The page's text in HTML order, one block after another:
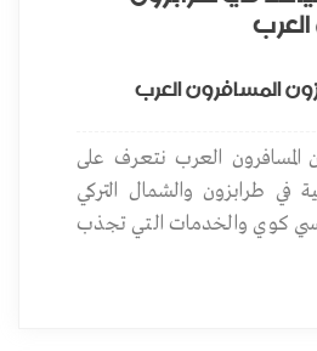
المسافرون العرب
المسافرون العرب نتعرف على
في طرابزون والشمال التركي
كوي والخدمات التي تجذب